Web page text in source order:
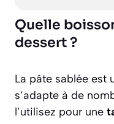
Quelle
dessert ?
La pâte sablée est
s’adapte à de
l’utilisez pour une